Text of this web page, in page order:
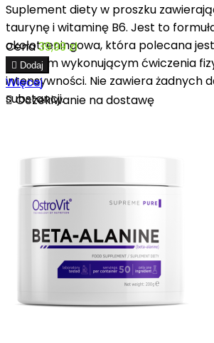
Suplement diety w proszku
taurynę i witaminę B6. Jest to
okołotreningowa, która polecana
dorosłym wykonującym ćwiczenia
intensywności. Nie zawiera żadnych
substancji.
Cena39,99 zł
 Dodaj
Więcej
Oczekiwanie na dostawę